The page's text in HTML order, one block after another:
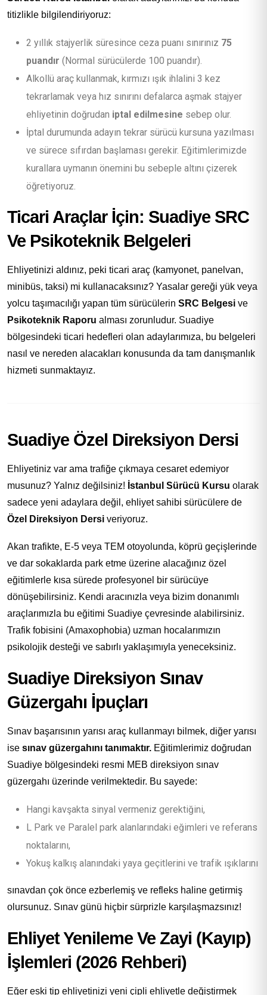
titizlikle bilgilendiriyoruz:
2 yıllık stajyerlik süresince ceza puanı sınırınız 75
puandır (Normal sürücülerde 100 puandır).
Alkollü araç kullanmak, kırmızı ışık ihlalini 3 kez
tekrarlamak veya hız sınırını defalarca aşmak stajyer
ehliyetinin doğrudan iptal edilmesine sebep olur.
İptal durumunda adayın tekrar sürücü kursuna yazılması
ve sürece sıfırdan başlaması gerekir. Eğitimlerimizde
kurallara uymanın önemini bu sebeple altını çizerek
öğretiyoruz.
Ticari Araçlar İçin: Suadiye SRC
Ve Psikoteknik Belgeleri
Ehliyetinizi aldınız, peki ticari araç (kamyonet, panelvan,
minibüs, taksi) mi kullanacaksınız? Yasalar gereği yük veya
yolcu taşımacılığı yapan tüm sürücülerin SRC Belgesi ve
Psikoteknik Raporu alması zorunludur. Suadiye
bölgesindeki ticari hedefleri olan adaylarımıza, bu belgeleri
nasıl ve nereden alacakları konusunda da tam danışmanlık
hizmeti sunmaktayız.
Suadiye Özel Direksiyon Dersi
Ehliyetiniz var ama trafiğe çıkmaya cesaret edemiyor
musunuz? Yalnız değilsiniz! İstanbul Sürücü Kursu olarak
sadece yeni adaylara değil, ehliyet sahibi sürücülere de
Özel Direksiyon Dersi veriyoruz.
Akan trafikte, E-5 veya TEM otoyolunda, köprü geçişlerinde
ve dar sokaklarda park etme üzerine alacağınız özel
eğitimlerle kısa sürede profesyonel bir sürücüye
dönüşebilirsiniz. Kendi aracınızla veya bizim donanımlı
araçlarımızla bu eğitimi Suadiye çevresinde alabilirsiniz.
Trafik fobisini (Amaxophobia) uzman hocalarımızın
psikolojik desteği ve sabırlı yaklaşımıyla yeneceksiniz.
Suadiye Direksiyon Sınav
Güzergahı İpuçları
Sınav başarısının yarısı araç kullanmayı bilmek, diğer yarısı
ise sınav güzergahını tanımaktır. Eğitimlerimiz doğrudan
Suadiye bölgesindeki resmi MEB direksiyon sınav
güzergahı üzerinde verilmektedir. Bu sayede:
Hangi kavşakta sinyal vermeniz gerektiğini,
L Park ve Paralel park alanlarındaki eğimleri ve referans
noktalarını,
Yokuş kalkış alanındaki yaya geçitlerini ve trafik ışıklarını
sınavdan çok önce ezberlemiş ve refleks haline getirmiş
olursunuz. Sınav günü hiçbir sürprizle karşılaşmazsınız!
Ehliyet Yenileme Ve Zayi (Kayıp)
İşlemleri (2026 Rehberi)
Eğer eski tip ehliyetinizi yeni çipli ehliyetle değiştirmek